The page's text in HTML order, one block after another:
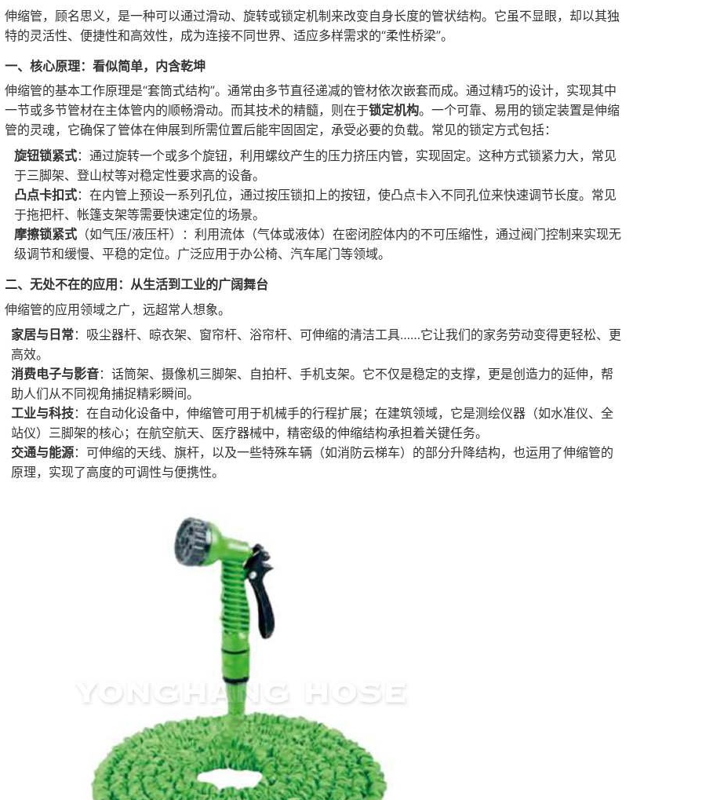
伸缩管，顾名思义，是一种可以通过滑动、旋转或锁定机制来改变自身长度的管状结构。它虽不显眼，却以其独
特的灵活性、便捷性和高效性，成为连接不同世界、适应多样需求的“柔性桥梁”。
一、核心原理：看似简单，内含乾坤
伸缩管的基本工作原理是“套筒式结构”。通常由多节直径递减的管材依次嵌套而成。通过精巧的设计，实现其中
一节或多节管材在主体管内的顺畅滑动。而其技术的精髓，则在于锁定机构。一个可靠、易用的锁定装置是伸缩
管的灵魂，它确保了管体在伸展到所需位置后能牢固固定，承受必要的负载。常见的锁定方式包括：
旋钮锁紧式：通过旋转一个或多个旋钮，利用螺纹产生的压力挤压内管，实现固定。这种方式锁紧力大，常见
于三脚架、登山杖等对稳定性要求高的设备。
凸点卡扣式：在内管上预设一系列孔位，通过按压锁扣上的按钮，使凸点卡入不同孔位来快速调节长度。常见
于拖把杆、帐篷支架等需要快速定位的场景。
摩擦锁紧式 （如气压/液压杆）：利用流体（气体或液体）在密闭腔体内的不可压缩性，通过阀门控制来实现无
级调节和缓慢、平稳的定位。广泛应用于办公椅、汽车尾门等领域。
二、无处不在的应用：从生活到工业的广阔舞台
伸缩管的应用领域之广，远超常人想象。
家居与日常：吸尘器杆、晾衣架、窗帘杆、浴帘杆、可伸缩的清洁工具……它让我们的家务劳动变得更轻松、更
高效。
消费电子与影音：话筒架、摄像机三脚架、自拍杆、手机支架。它不仅是稳定的支撑，更是创造力的延伸，帮
助人们从不同视角捕捉精彩瞬间。
工业与科技：在自动化设备中，伸缩管可用于机械手的行程扩展；在建筑领域，它是测绘仪器（如水准仪、全
站仪）三脚架的核心；在航空航天、医疗器械中，精密级的伸缩结构承担着关键任务。
交通与能源：可伸缩的天线、旗杆，以及一些特殊车辆（如消防云梯车）的部分升降结构，也运用了伸缩管的
原理，实现了高度的可调性与便携性。